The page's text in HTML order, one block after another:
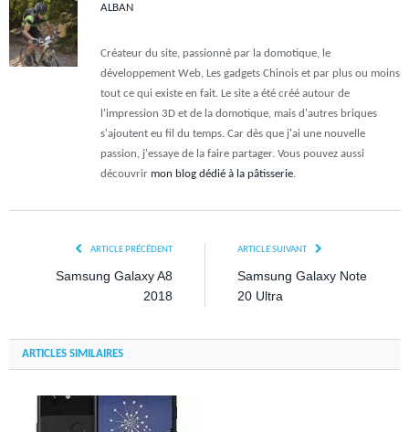
ALBAN
Créateur du site, passionné par la domotique, le
développement Web, Les gadgets Chinois et par plus ou moins
tout ce qui existe en fait. Le site a été créé autour de
l'impression 3D et de la domotique, mais d'autres briques
s'ajoutent eu fil du temps. Car dès que j'ai une nouvelle
passion, j'essaye de la faire partager. Vous pouvez aussi
découvrir mon blog dédié à la pâtisserie.
ARTICLE PRÉCÉDENT
Samsung Galaxy A8
2018
ARTICLE SUIVANT
Samsung Galaxy Note
20 Ultra
ARTICLES SIMILAIRES